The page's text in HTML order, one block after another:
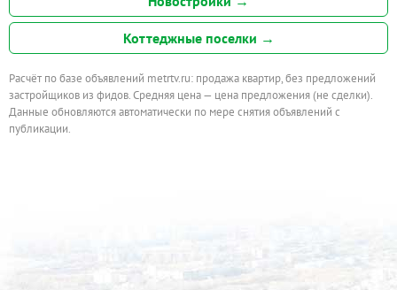
Коттеджные поселки →
Расчёт по базе объявлений metrtv.ru: продажа квартир, без предложений
застройщиков из фидов. Средняя цена — цена предложения (не сделки).
Данные обновляются автоматически по мере снятия объявлений с
публикации.